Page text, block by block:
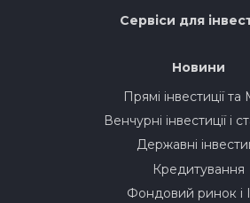
Сервіси для
Новини
Прямі інвестиції та
Венчурні інвестиції і
Державні
Кредитування
Фондовий ринок і